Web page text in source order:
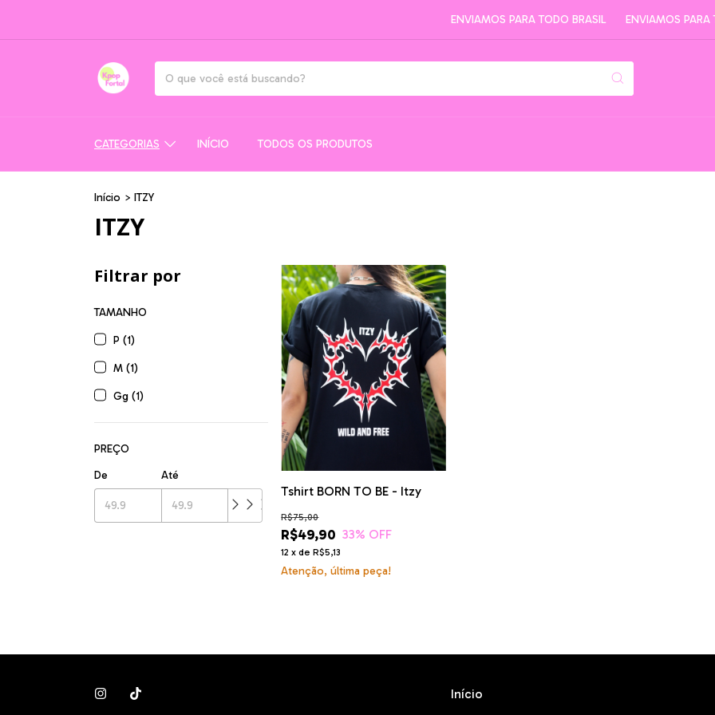
ENVIAMOS PARA TODO BRASIL ENVIAMOS PARA
CATEGORIAS INÍCIO TODOS OS PRODUTOS
Início > ITZY
ITZY
Filtrar por
TAMANHO
P (1)
M (1)
Gg (1)
PREÇO
De
Até
Tshirt BORN TO BE - Itzy
R$49,90
R$75,00
33% OFF
12 xdeR$5,13
Atenção, última peça!
Início